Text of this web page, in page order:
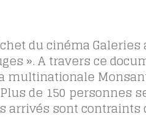
du cinéma
». A travers ce
multinationale
de 150 personnes
arrivés sont contraints